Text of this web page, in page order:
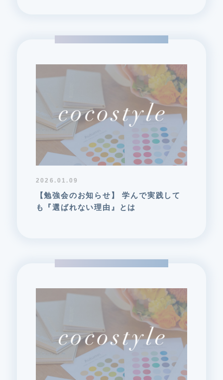
2026.01.09
【勉強会のお知らせ】 学んで実践して
も『選ばれない理由』とは